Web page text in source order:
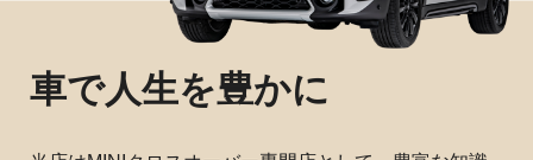
車で人生を豊かに